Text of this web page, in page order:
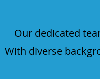
Our dedicated
With diverse